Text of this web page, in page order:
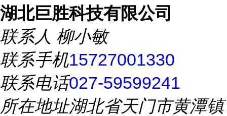
湖北巨胜科技有限公司
联系人 柳小敏
联系手机15727001330
联系电话027-59599241
所在地址湖北省天门市黄潭镇